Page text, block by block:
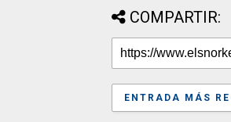
COMPARTIR:
ENTRADA MÁS